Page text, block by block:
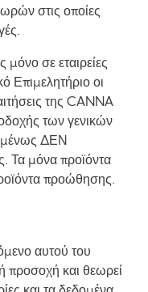
στις οποίες
σε εταιρείες
Επιμελητήριο οι
της CANNA
των γενικών
ΔΕΝ
Τα μόνα προϊόντα
προώθησης.
αυτού του
προσοχή και θεωρεί